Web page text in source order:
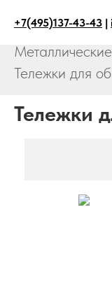
+7(495)137-43-43 |
Главная →
Тележки для
Тележки